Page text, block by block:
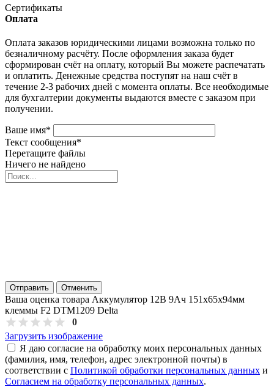
Сертификаты
Оплата
Оплата заказов юридическими лицами возможна только по
безналичному расчёту. После оформления заказа будет
сформирован счёт на оплату, который Вы можете распечатать
и оплатить. Денежные средства поступят на наш счёт в
течение 2-3 рабочих дней с момента оплаты. Все необходимые
для бухгалтерии документы выдаются вместе с заказом при
получении.
Ваше имя*
Текст сообщения*
Перетащите файлы
Ничего не найдено
Отправить Отменить
Ваша оценка товара Аккумулятор 12В 9Ач 151х65х94мм
клеммы F2 DTM1209 Delta
0
Загрузить изображение
Я даю согласие на обработку моих персональных данных
(фамилия, имя, телефон, адрес электронной почты) в
соответствии с Политикой обработки персональных данных и
Согласием на обработку персональных данных.